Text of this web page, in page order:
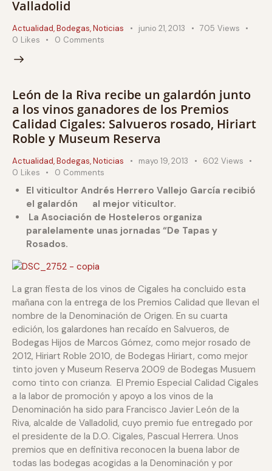
Valladolid
Actualidad,Bodegas,Noticias junio 21, 2013 705 Views
0 Likes 0 Comments
León de la Riva recibe un galardón junto
a los vinos ganadores de los Premios
Calidad Cigales: Salvueros rosado, Hiriart
Roble y Museum Reserva
Actualidad,Bodegas,Noticias mayo 19, 2013 602 Views
0 Likes 0 Comments
El viticultor Andrés Herrero Vallejo García recibió
el galardón al mejor viticultor.
La Asociación de Hosteleros organiza
paralelamente unas jornadas “De Tapas y
Rosados.
La gran fiesta de los vinos de Cigales ha concluido esta
mañana con la entrega de los Premios Calidad que llevan el
nombre de la Denominación de Origen. En su cuarta
edición, los galardones han recaído en Salvueros, de
Bodegas Hijos de Marcos Gómez, como mejor rosado de
2012, Hiriart Roble 2010, de Bodegas Hiriart, como mejor
tinto joven y Museum Reserva 2009 de Bodegas Musuem
como tinto con crianza. El Premio Especial Calidad Cigales
a la labor de promoción y apoyo a los vinos de la
Denominación ha sido para Francisco Javier León de la
Riva, alcalde de Valladolid, cuyo premio fue entregado por
el presidente de la D.O. Cigales, Pascual Herrera. Unos
premios que en definitiva reconocen la buena labor de
todas las bodegas acogidas a la Denominación y por